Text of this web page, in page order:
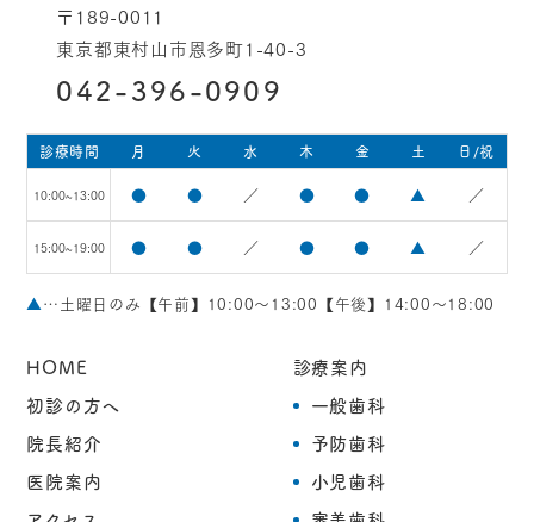
〒189-0011
東京都東村山市恩多町1-40-3
042-396-0909
診療時間 月 火 水 木 金 土 日/祝
10:00~13:00 ● ● ／ ● ● ▲ ／
15:00~19:00 ● ● ／ ● ● ▲ ／
▲…土曜日のみ【午前】10:00～13:00【午後】14:00～18:00
HOME
初診の方へ
院長紹介
医院案内
診療案内
一般歯科
予防歯科
小児歯科
アクセスはこちら